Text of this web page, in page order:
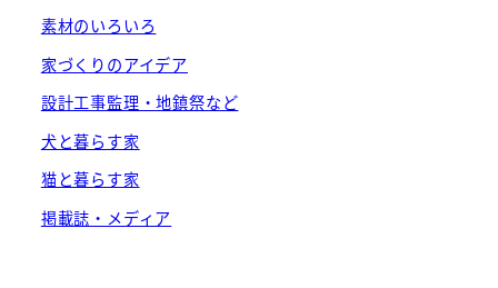
素材のいろいろ
家づくりのアイデア
設計工事監理・地鎮祭など
犬と暮らす家
猫と暮らす家
掲載誌・メディア